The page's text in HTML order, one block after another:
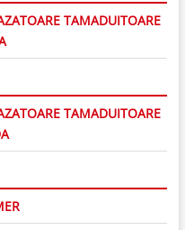
TAMADUITOARE
TAMADUITOARE